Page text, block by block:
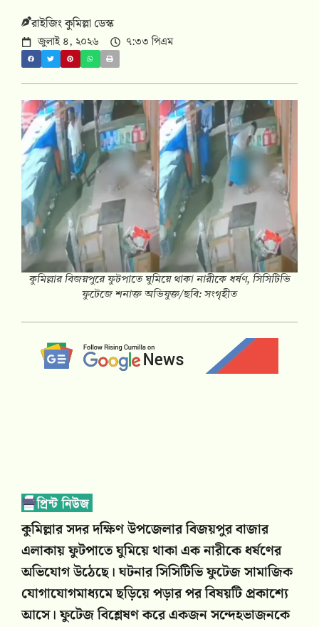
রাইজিং কুমিল্লা ডেস্ক
জুলাই ৪, ২০২৬ ৭:৩৩ পিএম
কুমিল্লার বিজয়পুরে ফুটপাতে ঘুমিয়ে থাকা নারীকে ধর্ষণ, সিসিটিভি
ফুটেজে শনাক্ত অভিযুক্ত/ছবি: সংগৃহীত
কুমিল্লার সদর দক্ষিণ উপজেলার বিজয়পুর বাজার
এলাকায় ফুটপাতে ঘুমিয়ে থাকা এক নারীকে ধর্ষণের
অভিযোগ উঠেছে। ঘটনার সিসিটিভি ফুটেজ সামাজিক
যোগাযোগমাধ্যমে ছড়িয়ে পড়ার পর বিষয়টি প্রকাশ্যে
আসে। ফুটেজ বিশ্লেষণ করে একজন সন্দেহভাজনকে